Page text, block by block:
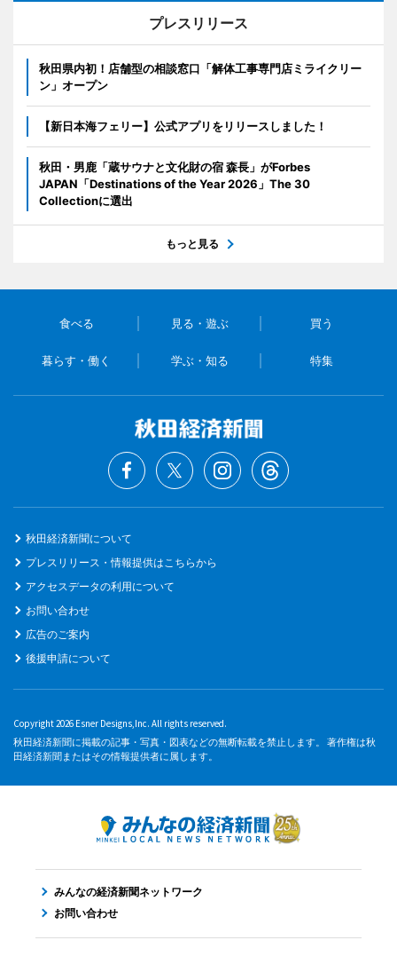
プレスリリース
秋田県内初！店舗型の相談窓口「解体工事専門店ミライクリー
ン」オープン
【新日本海フェリー】公式アプリをリリースしました！
秋田・男鹿「蔵サウナと文化財の宿 森長」がForbes
JAPAN「Destinations of the Year 2026」The 30
Collectionに選出
もっと見る
食べる 見る・遊ぶ 買う
暮らす・働く 学ぶ・知る 特集
秋田経済新聞について
プレスリリース・情報提供はこちらから
アクセスデータの利用について
お問い合わせ
広告のご案内
後援申請について
Copyright 2026 Esner Designs,Inc. All rights reserved.
秋田経済新聞に掲載の記事・写真・図表などの無断転載を禁止します。 著作権は秋
田経済新聞またはその情報提供者に属します。
みんなの経済新聞ネットワーク
お問い合わせ